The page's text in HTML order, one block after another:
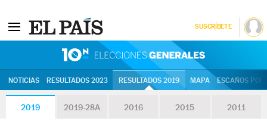
SUSCRÍBETE
NOTICIAS RESULTADOS 2023 RESULTADOS 2019 MAPA ESCAÑOS
2019 2019-28A 2016 2015 2011